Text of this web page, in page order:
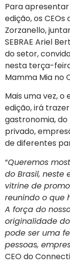
Para
edição, os
Zorzanello,
SEBRAE Ariel
do setor,
nesta terça-
Mamma Mia no
Mais uma vez,
edição, irá
gastronomia,
privado,
de diferentes
“Queremos
do Brasil, neste
vitrine de
reunindo o que
A força do
originalidade
pode ser uma
pessoas,
CEO do